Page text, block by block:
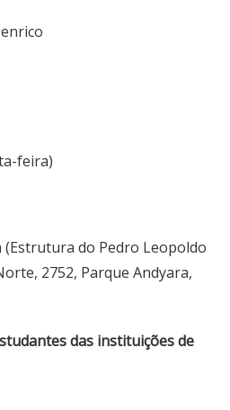
feira)
(Estrutura do Pedro Leopoldo
2752, Parque Andyara,
das instituições de